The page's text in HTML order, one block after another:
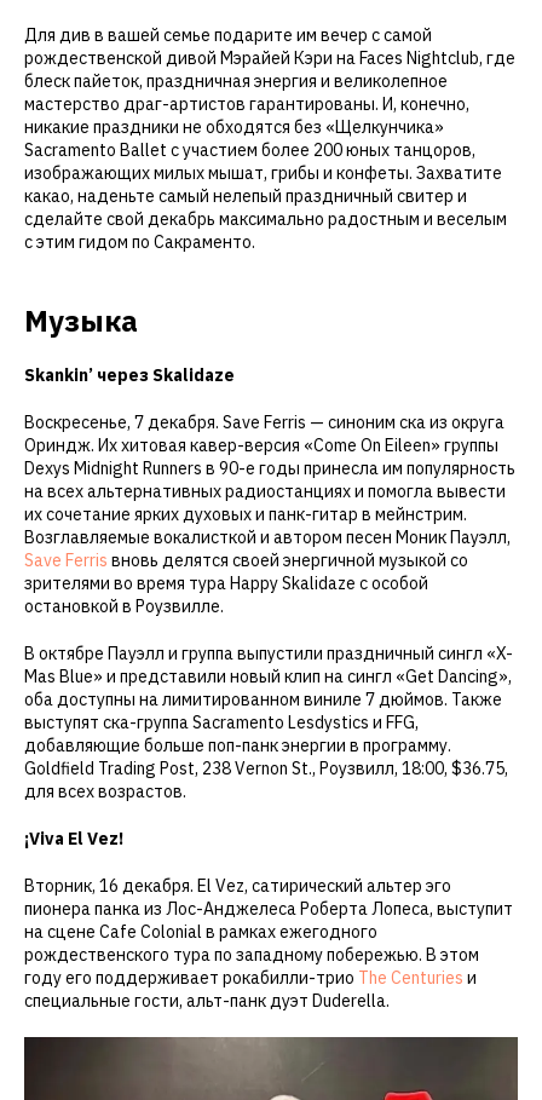
Для див в вашей семье подарите им вечер с самой
рождественской дивой Мэрайей Кэри на Faces Nightclub, где
блеск пайеток, праздничная энергия и великолепное
мастерство драг-артистов гарантированы. И, конечно,
никакие праздники не обходятся без «Щелкунчика»
Sacramento Ballet с участием более 200 юных танцоров,
изображающих милых мышат, грибы и конфеты. Захватите
какао, наденьте самый нелепый праздничный свитер и
сделайте свой декабрь максимально радостным и веселым
с этим гидом по Сакраменто.
Музыка
Skankin’ через Skalidaze
Воскресенье, 7 декабря. Save Ferris — синоним ска из округа
Ориндж. Их хитовая кавер-версия «Come On Eileen» группы
Dexys Midnight Runners в 90-е годы принесла им популярность
на всех альтернативных радиостанциях и помогла вывести
их сочетание ярких духовых и панк-гитар в мейнстрим.
Возглавляемые вокалисткой и автором песен Моник Пауэлл,
Save Ferris вновь делятся своей энергичной музыкой со
зрителями во время тура Happy Skalidaze с особой
остановкой в Роузвилле.
В октябре Пауэлл и группа выпустили праздничный сингл «X-
Mas Blue» и представили новый клип на сингл «Get Dancing»,
оба доступны на лимитированном виниле 7 дюймов. Также
выступят ска-группа Sacramento Lesdystics и FFG,
добавляющие больше поп-панк энергии в программу.
Goldfield Trading Post, 238 Vernon St., Роузвилл, 18:00, $36.75,
для всех возрастов.
¡Viva El Vez!
Вторник, 16 декабря. El Vez, сатирический альтер эго
пионера панка из Лос-Анджелеса Роберта Лопеса, выступит
на сцене Cafe Colonial в рамках ежегодного
рождественского тура по западному побережью. В этом
году его поддерживает рокабилли-трио The Centuries и
специальные гости, альт-панк дуэт Duderella.